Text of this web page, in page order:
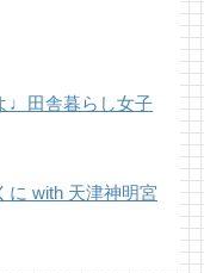
♩田舎暮らし女子
に with 天津神明宮